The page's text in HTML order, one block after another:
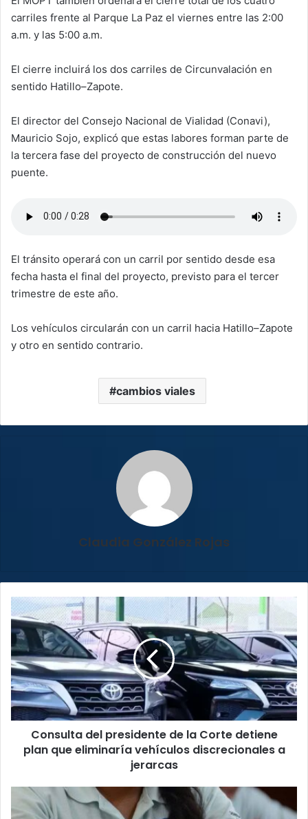
carriles frente al Parque La Paz el viernes entre las 2:00
a.m. y las 5:00 a.m.
El cierre incluirá los dos carriles de Circunvalación en
sentido Hatillo–Zapote.
El director del Consejo Nacional de Vialidad (Conavi),
Mauricio Sojo, explicó que estas labores forman parte de
la tercera fase del proyecto de construcción del nuevo
puente.
El tránsito operará con un carril por sentido desde esa
fecha hasta el final del proyecto, previsto para el tercer
trimestre de este año.
Los vehículos circularán con un carril hacia Hatillo–Zapote
y otro en sentido contrario.
cambios viales
Claudia González Rojas
Consulta
del
presidente
de
la
Corte
detiene
plan
que
eliminaría
vehículos
jerarcas
Consulta del presidente de la Corte detiene
plan que eliminaría vehículos discrecionales a
jerarcas
reporta